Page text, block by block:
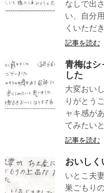
なしで出
い、自分
くいただ
記事を読む
青梅はシ
した
大変おい
りがとう
ャキ感が
てみたい
記事を読む
おいしく
いとこ夫
巣ごもり